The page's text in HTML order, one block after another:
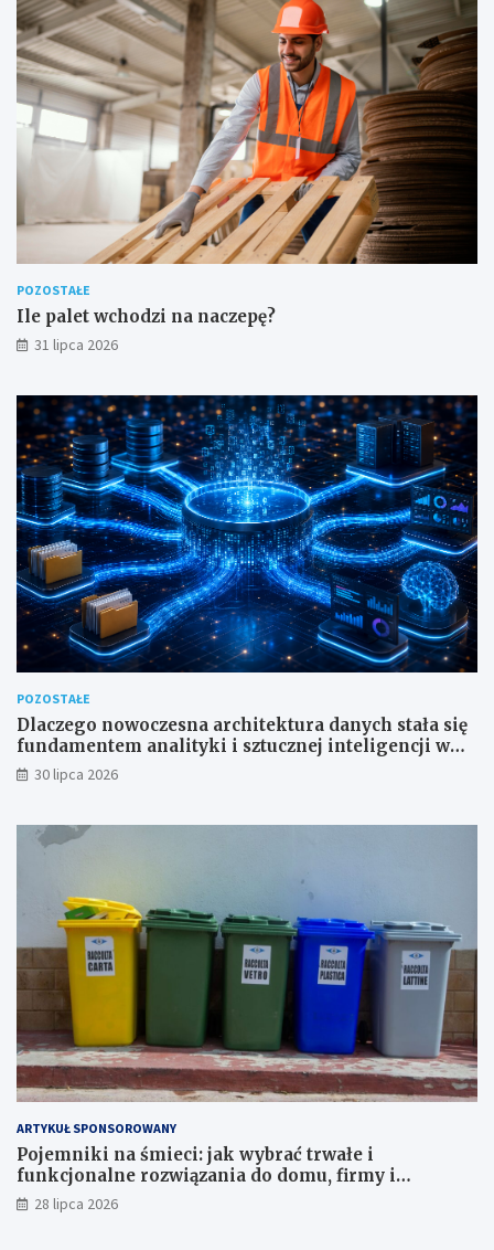
POZOSTAŁE
Ile palet wchodzi na naczepę?
31 lipca 2026
POZOSTAŁE
Dlaczego nowoczesna architektura danych stała się
fundamentem analityki i sztucznej inteligencji w
przedsiębiorstwach?
30 lipca 2026
ARTYKUŁ SPONSOROWANY
Pojemniki na śmieci: jak wybrać trwałe i
funkcjonalne rozwiązania do domu, firmy i
instytucji
28 lipca 2026